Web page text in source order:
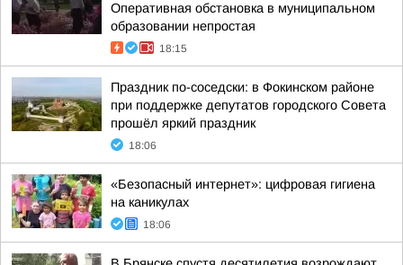
Оперативная обстановка в муниципальном
образовании непростая
18:15
Праздник по-соседски: в Фокинском районе
при поддержке депутатов городского Совета
прошёл яркий праздник
18:06
«Безопасный интернет»: цифровая гигиена
на каникулах
18:06